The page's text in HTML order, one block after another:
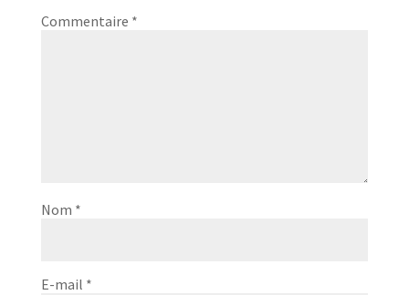
Commentaire *
Nom *
E-mail *